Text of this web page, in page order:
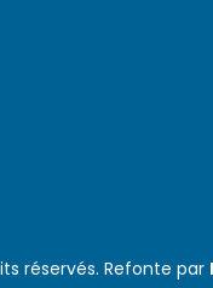
réservés. Refonte par